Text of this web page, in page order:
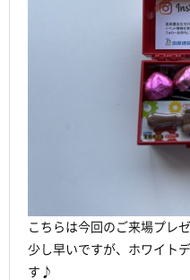
こちらは今回のご来場プレ
少し早いですが、ホワイト
す♪